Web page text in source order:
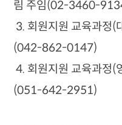
림 주임(02-3460-
3. 회원지원 교육과정(
(042-862-0147)
4. 회원지원 교육과정(
(051-642-2951)